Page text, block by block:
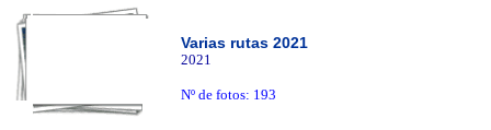
Varias rutas 2021
2021
Nº de fotos: 193